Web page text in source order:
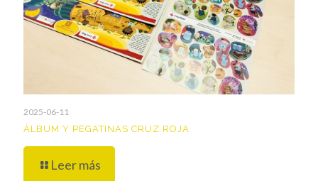
2025-06-11
ÁLBUM Y PEGATINAS CRUZ ROJA
Leer más